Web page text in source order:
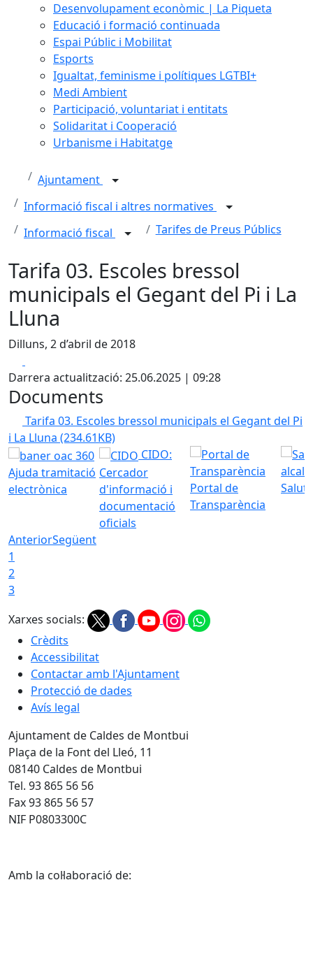
Desenvolupament econòmic | La Piqueta
Educació i formació continuada
Espai Públic i Mobilitat
Esports
Igualtat, feminisme i polítiques LGTBI+
Medi Ambient
Participació, voluntariat i entitats
Solidaritat i Cooperació
Urbanisme i Habitatge
Ajuntament
Informació fiscal i altres normatives
Informació fiscal
Tarifes de Preus Públics
Tarifa 03. Escoles bressol
municipals el Gegant del Pi i La
Lluna
Dilluns, 2 d’abril de 2018
Darrera actualització: 25.06.2025 | 09:28
Documents
Tarifa 03. Escoles bressol municipals el Gegant del Pi
i La Lluna (234.61KB)
Ajuda tramitació
electrònica
CIDO:
Cercador
d'informació i
documentació
oficials
Portal de
Transparència
AnteriorSegüent
1
2
3
Xarxes socials:
Crèdits
Accessibilitat
Contactar amb l'Ajuntament
Protecció de dades
Avís legal
Ajuntament de Caldes de Montbui
Plaça de la Font del Lleó, 11
08140 Caldes de Montbui
Tel. 93 865 56 56
Fax 93 865 56 57
NIF P0803300C
Amb la col·laboració de: